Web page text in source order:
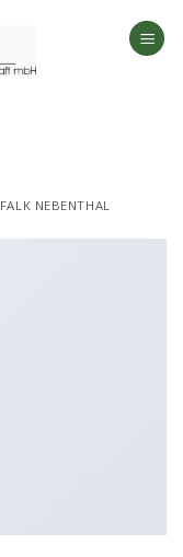
FALK NEBENTHAL